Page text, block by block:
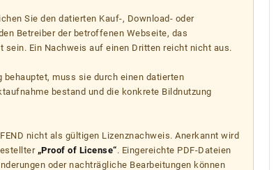
Sie den datierten Kauf-, Download- oder
Betreiber der betroffenen Webseite, das
Ein Nachweis auf einen Dritten reicht nicht aus.
behauptet, muss sie durch einen datierten
bestand und die konkrete Bildnutzung
nicht als gültigen Lizenznachweis. Anerkannt wird
„Proof of License“. Eingereichte PDF-Dateien
oder nachträgliche Bearbeitungen können